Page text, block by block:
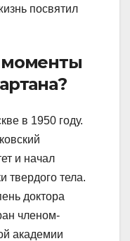
посвятил
моменты
в 1950 году.
и начал
твердого тела.
доктора
членом-
академии